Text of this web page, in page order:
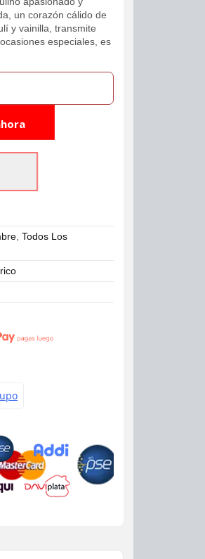
un corazón cálido de
y vainilla, transmite
especiales, es
,Todos Los